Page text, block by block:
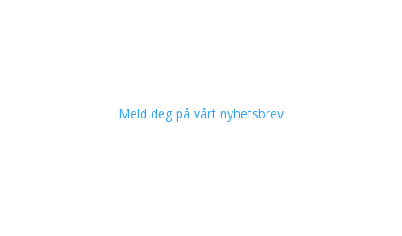
Meld deg på vårt nyhetsbrev